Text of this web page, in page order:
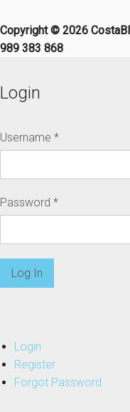
Copyright © 2026
989 383 868
Login
Username *
Password *
Login
Register
Forgot Password